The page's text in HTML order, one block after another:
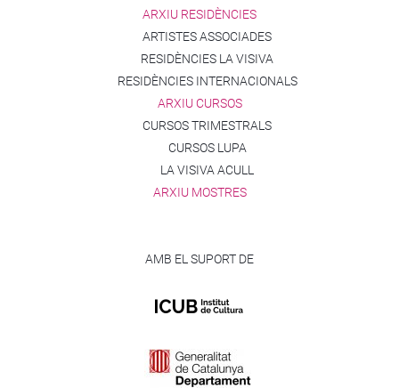
ARXIU RESIDÈNCIES
ARTISTES ASSOCIADES
RESIDÈNCIES LA VISIVA
RESIDÈNCIES INTERNACIONALS
ARXIU CURSOS
CURSOS TRIMESTRALS
CURSOS LUPA
LA VISIVA ACULL
ARXIU MOSTRES
AMB EL SUPORT DE